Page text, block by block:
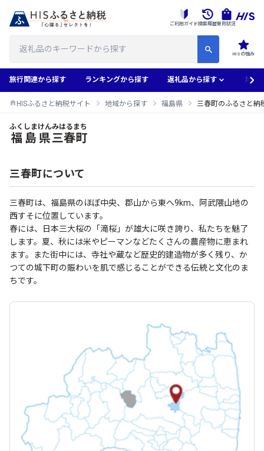
HISの強み
ご利用ガイド検索履歴寄附状況
旅行関連から探す ランキングから探す 返礼品から探す 地域
HISふるさと納税サイト 地域から探す 福島県 三春町のふるさと納
三春町のふるさと納税返礼品一覧
福島県
ふくしまけん
三春町
みはるまち
三春町について
三春町は、福島県のほぼ中央、郡山から東へ9km、阿武隈山地の
西すそに位置しています。
春には、日本三大桜の「滝桜」が雄大に咲き誇り、私たちを魅了
します。夏、秋には米やピーマンなどたくさんの農産物に恵まれ
ます。また街中には、寺社や蔵など歴史的建造物が多く残り、か
つての城下町の賑わいを肌で感じることができる伝統と文化のま
ちです。